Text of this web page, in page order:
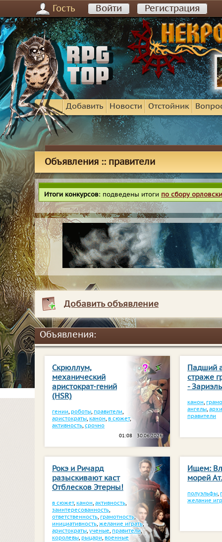
Гость Войти Регистрация
Добавить Новости Отстойник
Объявления :: правители
Итоги конкурсов: подведены итоги по сбору
Добавить объявление
Объявления:
Скрюллум,
механический
аристократ-гений
(HSR)
гении, роботы, правители,
аристократы, канон, в сюжет,
активность, срочно
01:08 30.06.2026
Падший
страже
- Зариэль
канон,
ангелы,
правители
Рокэ и Ричард
разыскивают каст
Отблесков Этерны!
в сюжет, канон, активность,
заинтересованность,
ответственность, грамотность,
инициативность, желание играть,
аристократы, ученые, правители,
королевы, рыцари, военные
Ищем:
морей
полуэльфы,
желание